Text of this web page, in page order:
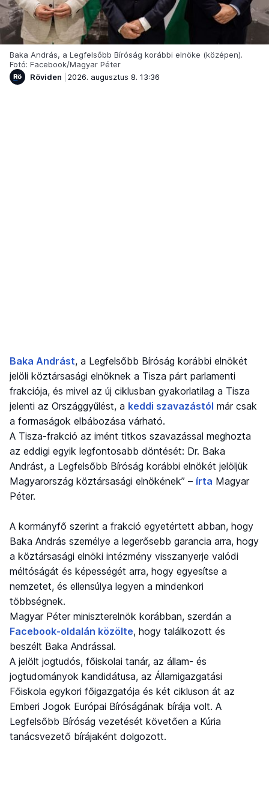
Baka András, a Legfelsőbb Bíróság korábbi elnöke (középen).
Fotó: Facebook/Magyar Péter
Röviden
2026. augusztus 8. 13:36
Baka Andrást, a Legfelsőbb Bíróság korábbi elnökét
jelöli köztársasági elnöknek a Tisza párt parlamenti
frakciója, és mivel az új ciklusban gyakorlatilag a Tisza
jelenti az Országgyűlést, a keddi szavazástól már csak
a formaságok elbábozása várható.
A Tisza-frakció az imént titkos szavazással meghozta
az eddigi egyik legfontosabb döntését: Dr. Baka
Andrást, a Legfelsőbb Bíróság korábbi elnökét jelöljük
Magyarország köztársasági elnökének” – írta Magyar
Péter.
A kormányfő szerint a frakció egyetértett abban, hogy
Baka András személye a legerősebb garancia arra, hogy
a köztársasági elnöki intézmény visszanyerje valódi
méltóságát és képességét arra, hogy egyesítse a
nemzetet, és ellensúlya legyen a mindenkori
többségnek.
Magyar Péter miniszterelnök korábban, szerdán a
Facebook-oldalán közölte, hogy találkozott és
beszélt Baka Andrással.
A jelölt jogtudós, főiskolai tanár, az állam- és
jogtudományok kandidátusa, az Államigazgatási
Főiskola egykori főigazgatója és két cikluson át az
Emberi Jogok Európai Bíróságának bírája volt. A
Legfelsőbb Bíróság vezetését követően a Kúria
tanácsvezető bírájaként dolgozott.